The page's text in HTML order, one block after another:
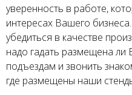
уверенность в работе,
интересах Вашего
убедиться в качестве
надо гадать размещена
подъездам и звонить
где размещены наши